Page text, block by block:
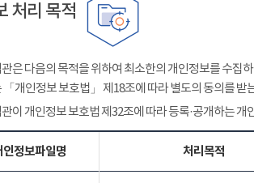
처리 목적
은 다음의 목적을 위하여 최소한의 개인정보를 수집
「개인정보 보호법」 제18조에 따라 별도의 동의를 받
이 개인정보 보호법 제32조에 따라 등록·공개하는
인정보파일명 처리목적